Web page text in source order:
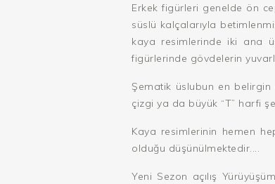
Erkek figürleri genelde ön
süslü kalçalarıyla
kaya resimlerinde iki ana
figürlerinde gövdelerin
Şematik üslubun en
çizgi ya da büyük “T” harfi
Kaya resimlerinin hemen
olduğu düşünülmektedir....
Yeni Sezon açılış